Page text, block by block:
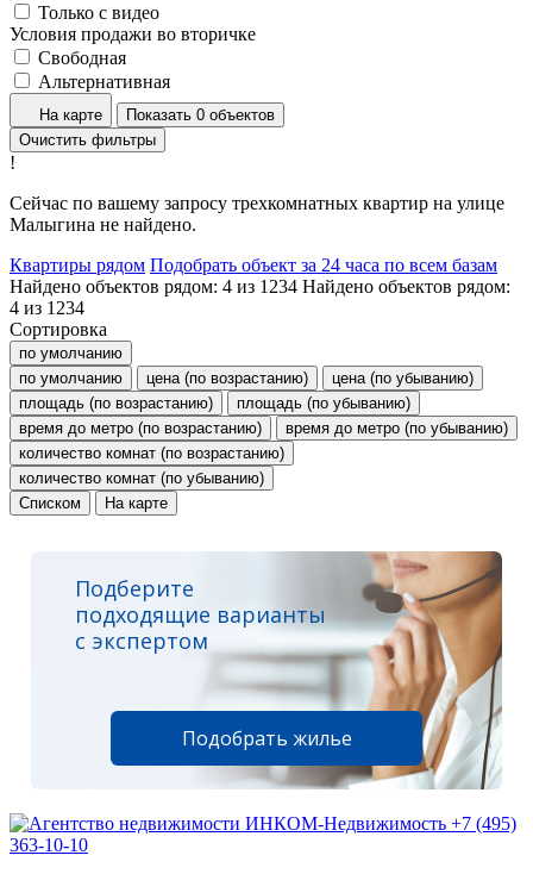
Только с видео
Условия продажи во вторичке
Свободная
Альтернативная
На карте
Показать 0 объектов
Очистить фильтры
!
Сейчас по вашему запросу трехкомнатных квартир на улице
Малыгина не найдено.
Квартиры рядом Подобрать объект за 24 часа по всем базам
Найдено объектов рядом: 4 из 1234 Найдено объектов рядом:
4 из 1234
Сортировка
по умолчанию
по умолчанию
цена (по возрастанию)
цена (по убыванию)
площадь (по возрастанию)
площадь (по убыванию)
время до метро (по возрастанию)
время до метро (по убыванию)
количество комнат (по возрастанию)
количество комнат (по убыванию)
Списком
На карте
Подберите
подходящие варианты
с экспертом
Подобрать жилье
+7 (495)
363-10-10